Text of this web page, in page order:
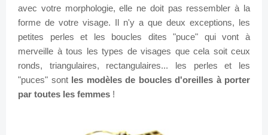
avec votre morphologie, elle ne doit pas ressembler à la
forme de votre visage. Il n'y a que deux exceptions, les
petites perles et les boucles dites "puce" qui vont à
merveille à tous les types de visages que cela soit ceux
ronds, triangulaires, rectangulaires... les perles et les
"puces" sont les modèles de boucles d'oreilles à porter
par toutes les femmes !